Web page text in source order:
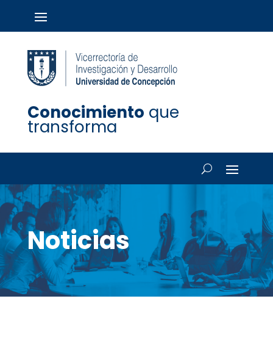
Conocimiento que
transforma
Noticias